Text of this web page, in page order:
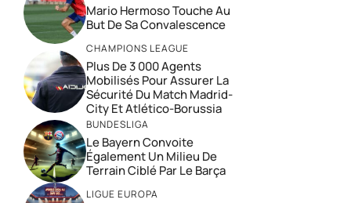
Mario Hermoso Touche Au
But De Sa Convalescence
CHAMPIONS LEAGUE
Plus De 3 000 Agents
Mobilisés Pour Assurer La
Sécurité Du Match Madrid-
City Et Atlético-Borussia
BUNDESLIGA
Le Bayern Convoite
Également Un Milieu De
Terrain Ciblé Par Le Barça
LIGUE EUROPA